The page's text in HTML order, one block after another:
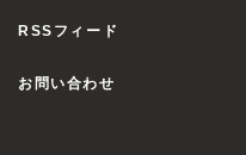
RSSフィード
お問い合わせ